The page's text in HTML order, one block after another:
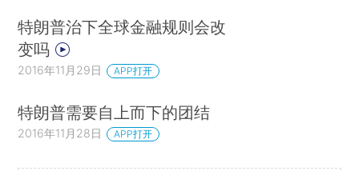
特朗普治下全球金融规则会改
变吗
2016年11月29日 APP打开
特朗普需要自上而下的团结
2016年11月28日 APP打开